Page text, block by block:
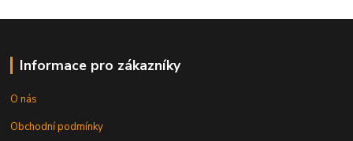
Informace pro zákazníky
O nás
Obchodní podmínky